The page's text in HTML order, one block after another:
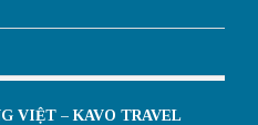
VIỆT – KAVO TRAVEL